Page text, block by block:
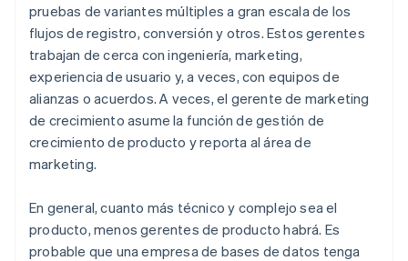
pruebas de variantes múltiples a gran escala de los
flujos de registro, conversión y otros. Estos gerentes
trabajan de cerca con ingeniería, marketing,
experiencia de usuario y, a veces, con equipos de
alianzas o acuerdos. A veces, el gerente de marketing
de crecimiento asume la función de gestión de
crecimiento de producto y reporta al área de
marketing.
En general, cuanto más técnico y complejo sea el
producto, menos gerentes de producto habrá. Es
probable que una empresa de bases de datos tenga